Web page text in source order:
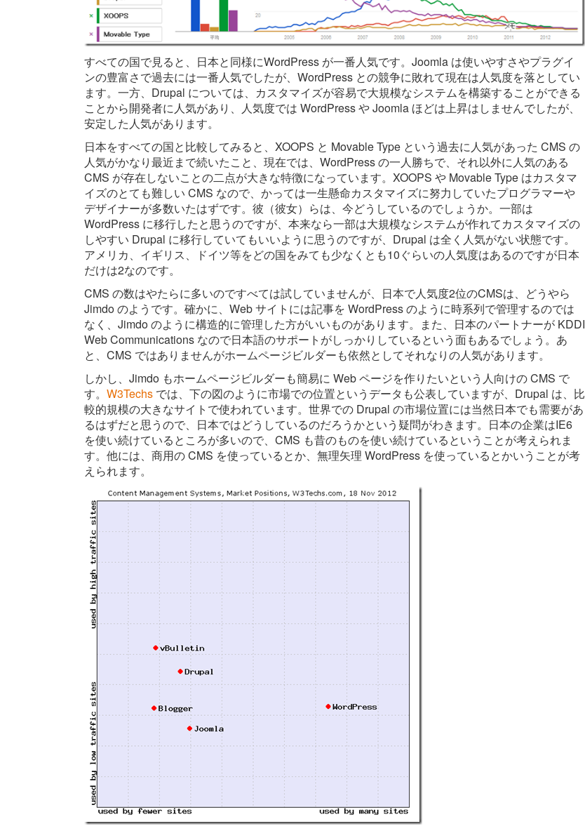
すべての国で見ると、日本と同様にWordPress が一番人気です。Joomla は使いやすさやプラグイ
ンの豊富さで過去には一番人気でしたが、WordPress との競争に敗れて現在は人気度を落としてい
ます。一方、Drupal については、カスタマイズが容易で大規模なシステムを構築することができる
ことから開発者に人気があり、人気度では WordPress や Joomla ほどは上昇はしませんでしたが、
安定した人気があります。
日本をすべての国と比較してみると、XOOPS と Movable Type という過去に人気があった CMS の
人気がかなり最近まで続いたこと、現在では、WordPress の一人勝ちで、それ以外に人気のある
CMS が存在しないことの二点が大きな特徴になっています。XOOPS や Movable Type はカスタマ
イズのとても難しい CMS なので、かっては一生懸命カスタマイズに努力していたプログラマーや
デザイナーが多数いたはずです。彼（彼女）らは、今どうしているのでしょうか。一部は
WordPress に移行したと思うのですが、本来なら一部は大規模なシステムが作れてカスタマイズの
しやすい Drupal に移行していてもいいように思うのですが、Drupal は全く人気がない状態です。
アメリカ、イギリス、ドイツ等をどの国をみても少なくとも10ぐらいの人気度はあるのですが日本
だけは2なのです。
CMS の数はやたらに多いのですべては試していませんが、日本で人気度2位のCMSは、どうやら
Jimdo のようです。確かに、Web サイトには記事を WordPress のように時系列で管理するのでは
なく、Jimdo のように構造的に管理した方がいいものがあります。また、日本のパートナーが KDDI
Web Communications なので日本語のサポートがしっかりしているという面もあるでしょう。あ
と、CMS ではありませんがホームページビルダーも依然としてそれなりの人気があります。
しかし、Jimdo もホームページビルダーも簡易に Web ページを作りたいという人向けの CMS で
す。 W3Techs では、下の図のように市場での位置というデータも公表していますが、Drupal は、比
較的規模の大きなサイトで使われています。世界での Drupal の市場位置には当然日本でも需要があ
るはずだと思うので、日本ではどうしているのだろうかという疑問がわきます。日本の企業はIE6
を使い続けているところが多いので、CMS も昔のものを使い続けているということが考えられま
す。他には、商用の CMS を使っているとか、無理矢理 WordPress を使っているとかいうことが考
えられます。